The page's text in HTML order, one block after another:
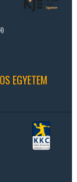
EGYETEM